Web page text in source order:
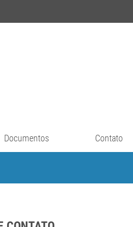
Documentos Contato